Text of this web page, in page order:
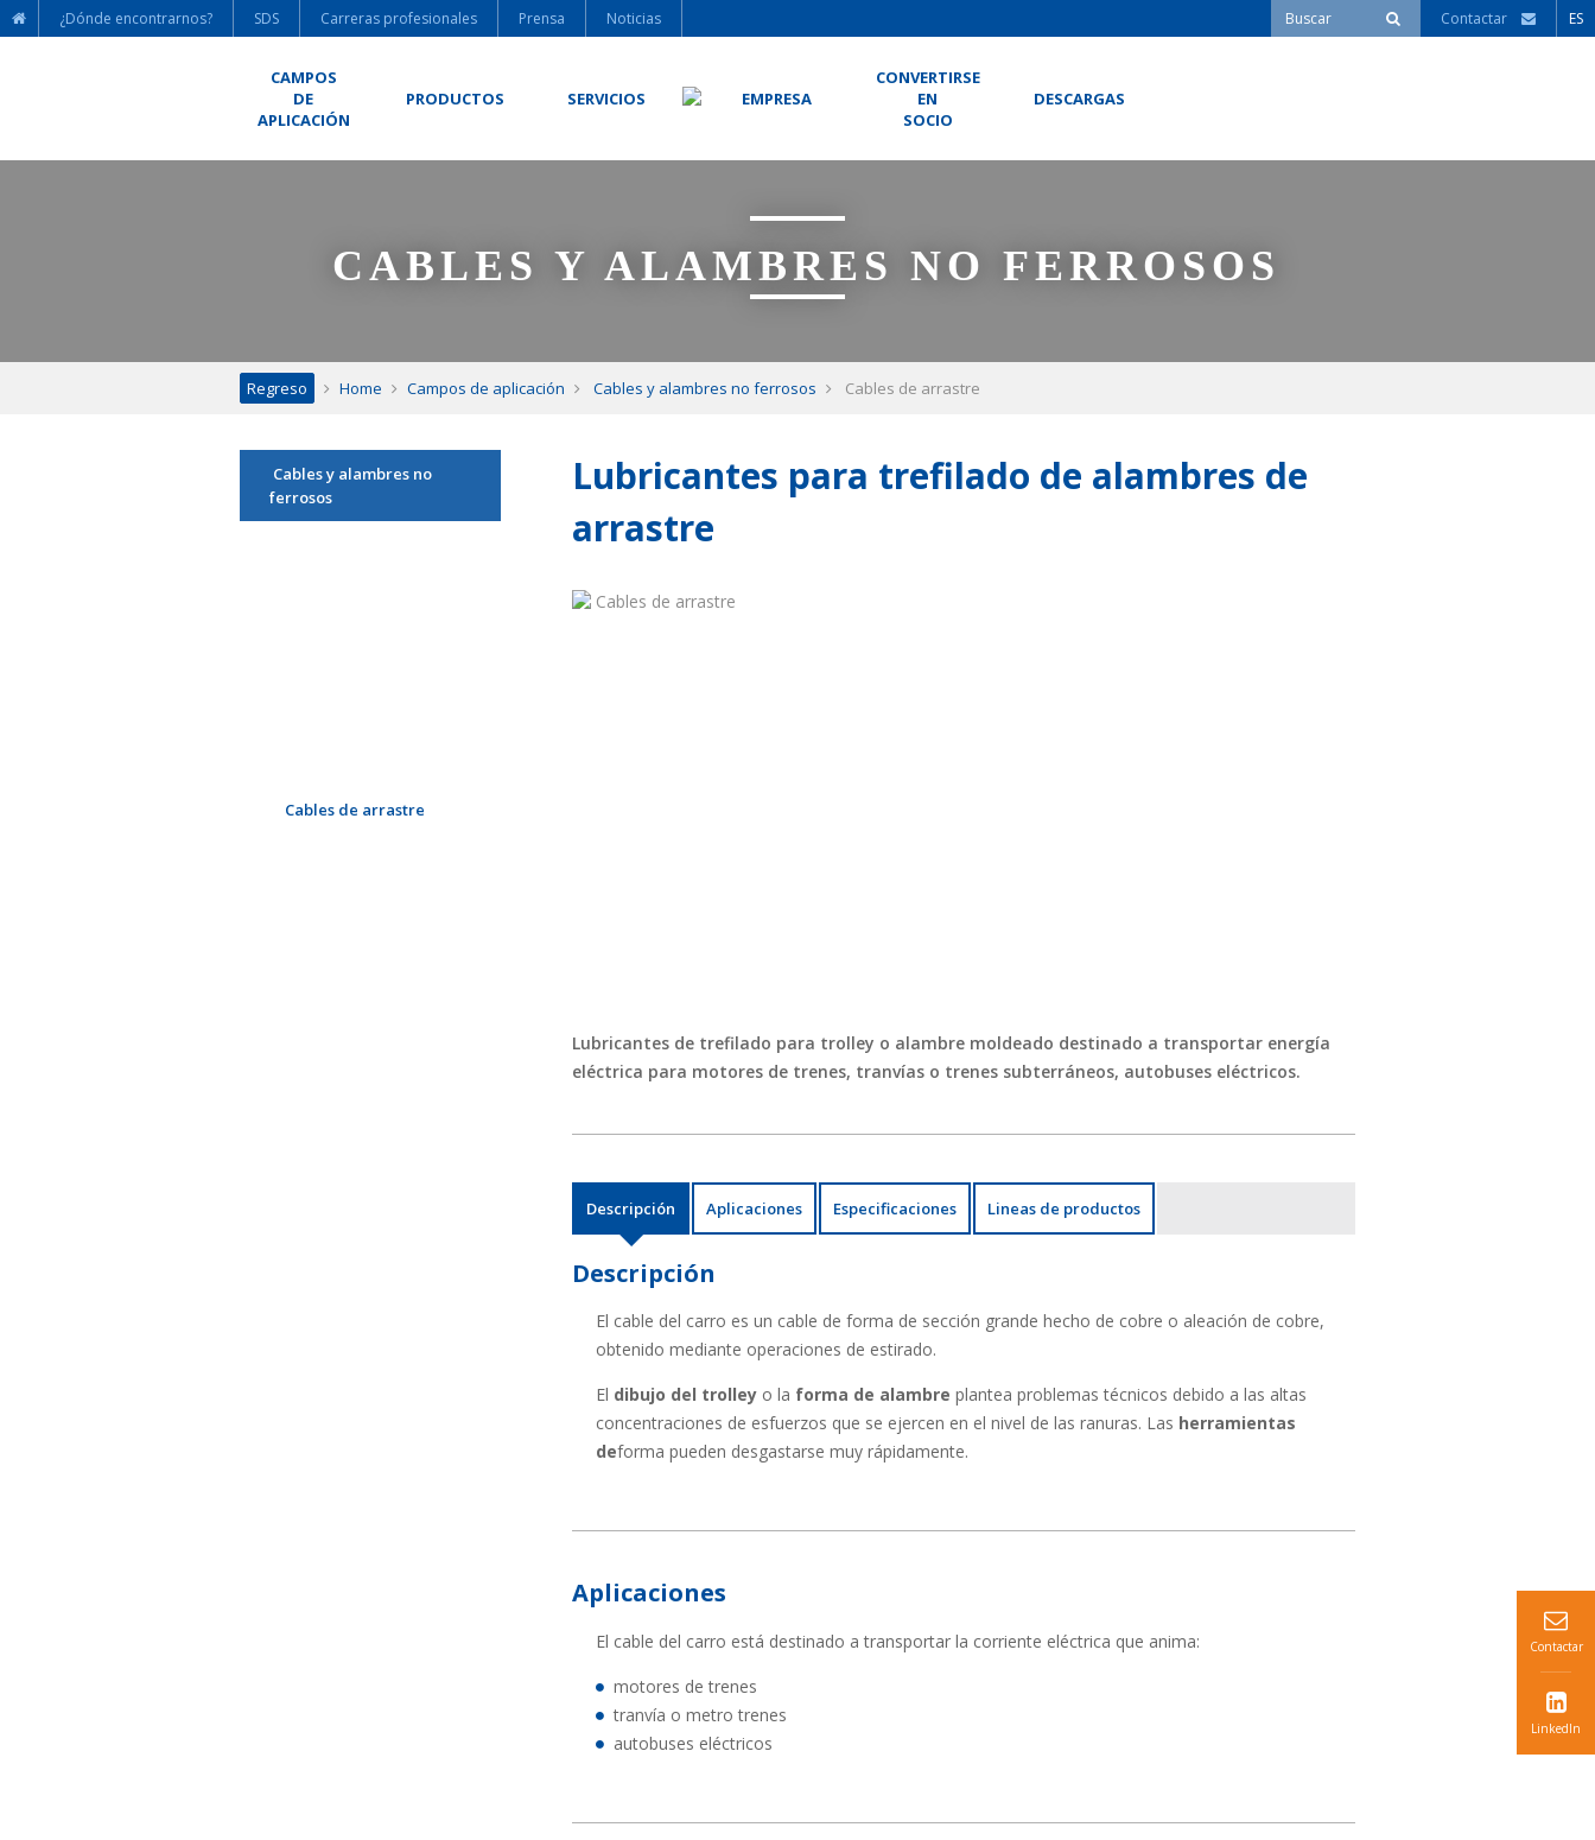
¿Dónde encontrarnos? SDS Carreras profesionales Prensa Noticias Contactar ES
CAMPOS
DE
APLICACIÓN
PRODUCTOS SERVICIOS EMPRESA
CONVERTIRSE
EN
SOCIO
DESCARGAS
CABLES Y ALAMBRES NO FERROSOS
Regreso Home Campos de aplicación Cables y alambres no ferrosos Cables de arrastre
Cables y alambres no
ferrosos
Cables de arrastre
Lubricantes para trefilado de alambres de
arrastre
Lubricantes de trefilado para trolley o alambre moldeado destinado a transportar energía
eléctrica para motores de trenes, tranvías o trenes subterráneos, autobuses eléctricos.
Descripción Aplicaciones Especificaciones Lineas de productos
Descripción
El cable del carro es un cable de forma de sección grande hecho de cobre o aleación de cobre,
obtenido mediante operaciones de estirado.
El dibujo del trolley o la forma de alambre plantea problemas técnicos debido a las altas
concentraciones de esfuerzos que se ejercen en el nivel de las ranuras. Las herramientas
deforma pueden desgastarse muy rápidamente.
Aplicaciones
El cable del carro está destinado a transportar la corriente eléctrica que anima:
motores de trenes
tranvía o metro trenes
autobuses eléctricos
Contactar
LinkedIn